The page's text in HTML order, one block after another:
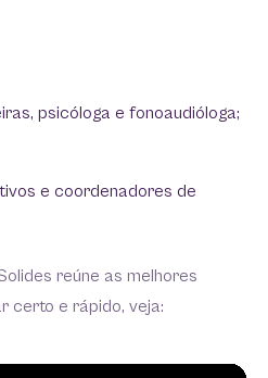
psicóloga e fonoaudióloga;
e coordenadores de
reúne as melhores
certo e rápido, veja: